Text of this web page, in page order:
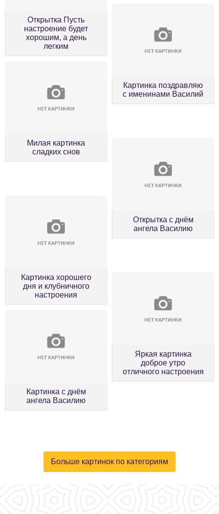
Открытка Пусть
настроение будет
хорошим, а день
легким
Милая картинка
сладких снов
Картинка поздравляю
с именинами Василий
Картинка хорошего
дня и клубничного
настроения
Открытка с днём
ангела Василию
Картинка с днём
ангела Василию
Яркая картинка
доброе утро
отличного настроения
Больше картинок по категориям